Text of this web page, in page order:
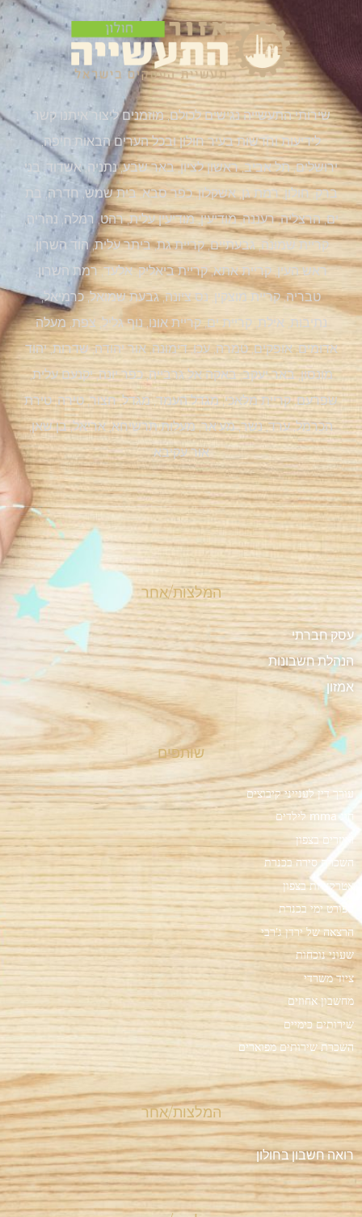
שירותי התעשייה נגישים לכולם, מוזמנים ליצור איתנו קשר
לידיעות וחדשות בעיר חולון ובכל הערים הבאות:חיפה,
ירושלים, תל אביב, ראשון לציון, באר שבע, נתניה, אשדוד, בני
ברק, חולון, רמת גן, אשקלון, כפר סבא, בית שמש, חדרה, בת
ים, הרצליה, רעננה, מודיעין, מודיעין עלית, רהט, רמלה, נהריה,
קריית שמונה, גבעתיים, קריית גת, ביתר עלית, הוד השרון,
ראש העין, קריית אתא, קריית ביאליק, אלעד, רמת השרון,
טבריה, קריית מוצקין, נס ציונה, גבעת שמואל, כרמיאל,
נתיבות, אילת, קריית ים, קריית אונו, נוף גליל, צפת, מעלה
אדומים, אופקים, טמרה, עכו, דימונה, אור יהודה, שדרות, יהוד
מונסון, באר יעקב, באקה אל גרבייה, כפר יונה, יקנעם עלית,
שפרעם, קריית מלאכי, מגדל העמד, מגדל, חצור, טירה, טירת
הכרמל, ערד, נשר, מע'אר, מעלות תרשיחא, אריאל, בן שאן,
אור עקיבא
המלצות/אחר
עסק חברתי
הנהלת חשבונות
אמזון
שותפים
עורך דין לענייני קיבוצים
חוג mma לילדים
רייזרים בצפון
השכרת סירה בכנרת
אטרקציות בצפון
ספורט ימי בכנרת
הרצאה של ירדן ג'רבי
שעוני נוכחות
ציוד משרדי
מחשבון אחוזים
שירותים כימיים
השכרת שירותים מפוארים
המלצות/אחר
רואה חשבון בחולון